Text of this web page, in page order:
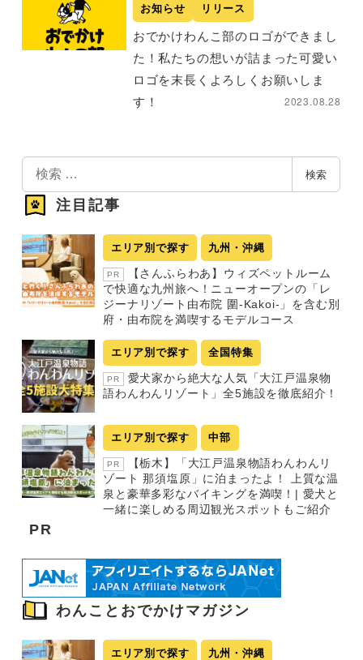
お知らせ リリース
おでかけわんこ部のロゴができまし
た！私たちの想いが詰まった可愛い
ロゴを末長くよろしくお願いしま
す！
2023.08.28
索
検索
注目記事
エリア別で探す 九州・沖縄
PR
【さんふらわあ】ウィズペットルーム
で快適な九州旅へ！ニューオープンの「レ
ジーナリゾート由布院 圍-Kakoi-」を含む別
府・由布院を満喫するモデルコース
エリア別で探す 全国特集
PR
愛犬家から絶大な人気「大江戸温泉物
語わんわんリゾート」全5施設を徹底紹介！
エリア別で探す 中部
PR
【栃木】「大江戸温泉物語わんわんリ
ゾート 那須塩原」に泊まったよ！ 上質な温
泉と豪華多彩なバイキングを満喫！| 愛犬と
一緒に楽しめる周辺観光スポットもご紹介
PR
わんことおでかけマガジン
エリア別で探す 九州・沖縄